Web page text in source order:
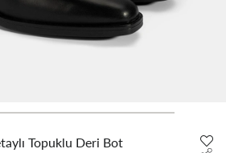
Topuklu Deri Bot